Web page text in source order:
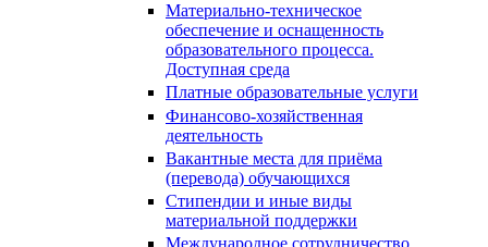
Материально-техническое
обеспечение и оснащенность
образовательного процесса.
Доступная среда
Платные образовательные услуги
Финансово-хозяйственная
деятельность
Вакантные места для приёма
(перевода) обучающихся
Стипендии и иные виды
материальной поддержки